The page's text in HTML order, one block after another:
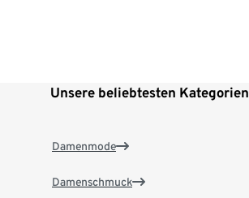
Unsere beliebtesten Kategorien
Damenmode
Damenschmuck